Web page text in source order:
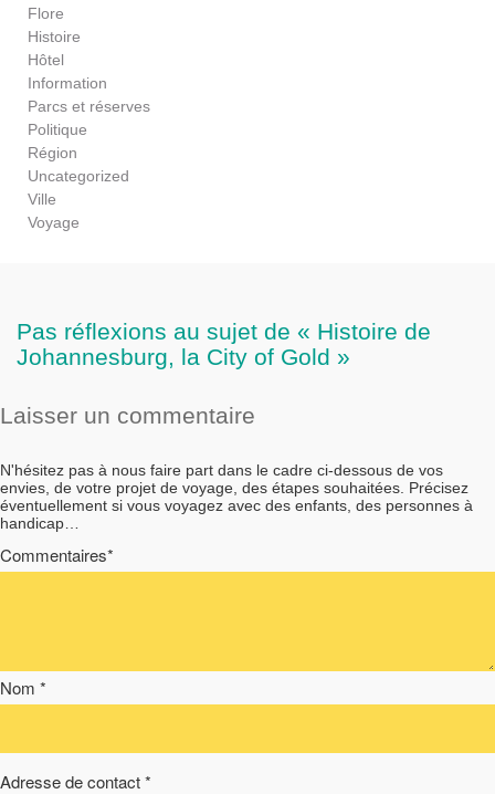
Flore
Histoire
Hôtel
Information
Parcs et réserves
Politique
Région
Uncategorized
Ville
Voyage
Pas réflexions au sujet de « Histoire de
Johannesburg, la City of Gold »
Laisser un commentaire
N'hésitez pas à nous faire part dans le cadre ci-dessous de vos
envies, de votre projet de voyage, des étapes souhaitées. Précisez
éventuellement si vous voyagez avec des enfants, des personnes à
handicap…
Commentaires*
Nom *
Adresse de contact *